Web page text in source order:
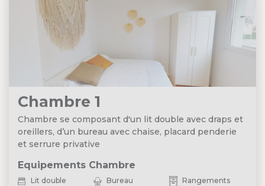
Chambre 1
Chambre se composant d'un lit double avec draps et
oreillers, d’un bureau avec chaise, placard penderie
et serrure privative
Equipements Chambre
Lit double Bureau
Rangements